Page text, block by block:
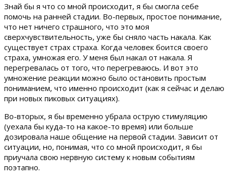
Знай бы я что со мной происходит, я бы смогла себе
помочь на ранней стадии. Во-первых, простое понимание,
что нет ничего страшного, что это моя
сверхчувствительность, уже бы сняло часть накала. Как
существует страх страха. Когда человек боится своего
страха, умножая его. У меня был накал от накала. Я
перегревалась от того, что перегреваюсь. И вот это
умножение реакции можно было остановить простым
пониманием, что именно происходит (как я сейчас и делаю
при новых пиковых ситуациях).
Во-вторых, я бы временно убрала острую стимуляцию
(уехала бы куда-то на какое-то время) или больше
дозировала наше общение на первой стадии. Зависит от
ситуации, но, понимая, что со мной происходит, я бы
приучала свою нервную систему к новым событиям
поэтапно.